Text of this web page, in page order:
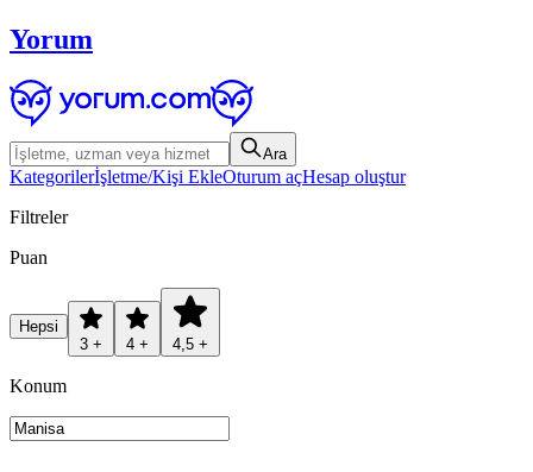
Yorum
Ara
Kategorilerİşletme/Kişi EkleOturum açHesap oluştur
Filtreler
Puan
Hepsi
3 +
4 + 4,5 +
Konum